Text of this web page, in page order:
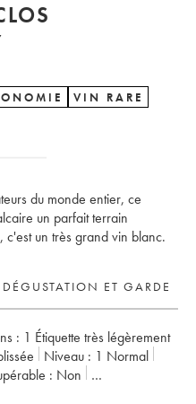
VIN RARE
du monde entier, ce
un parfait terrain
c'est un très grand vin blanc.
DÉGUSTATION ET GARDE
: 1 Étiquette très légèrement
Niveau : 1 Normal
:
non